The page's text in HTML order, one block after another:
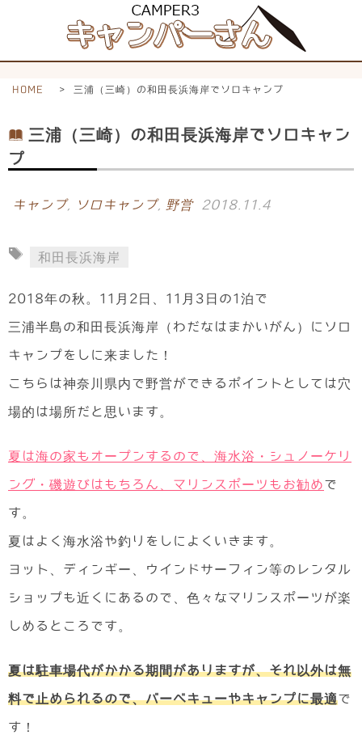
HOME > 三浦（三崎）の和田長浜海岸でソロキャンプ
三浦（三崎）の和田長浜海岸でソロキャン
プ
キャンプ, ソロキャンプ, 野営 2018.11.4
和田長浜海岸
2018年の秋。11月2日、11月3日の1泊で
三浦半島の和田長浜海岸（わだなはまかいがん）にソロ
キャンプをしに来ました！
こちらは神奈川県内で野営ができるポイントとしては穴
場的は場所だと思います。
夏は海の家もオープンするので、海水浴・シュノーケリ
ング・磯遊びはもちろん、マリンスポーツもお勧めで
す。
夏はよく海水浴や釣りをしによくいきます。
ヨット、ディンギー、ウインドサーフィン等のレンタル
ショップも近くにあるので、色々なマリンスポーツが楽
しめるところです。
夏は駐車場代がかかる期間がありますが、それ以外は無
料で止められるので、バーベキューやキャンプに最適で
す！